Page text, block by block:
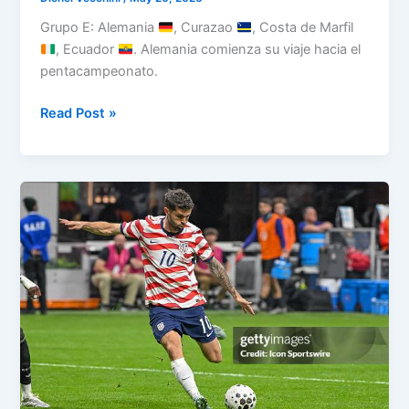
Grupo E: Alemania , Curazao
, Costa de Marfil
, Ecuador
. Alemania comienza su viaje hacia el
pentacampeonato.
Copa
–
Grupo
E
Read Post »